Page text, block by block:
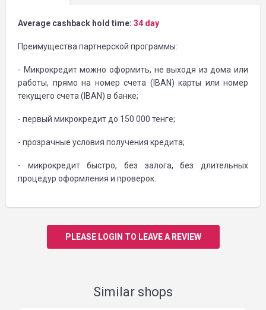
Average cashback hold time: 34 day
Преимущества партнерской программы:
- Микрокредит можно оформить, не выходя из дома или
работы, прямо на номер счета (IBAN) карты или номер
текущего счета (IBAN) в банке;
- первый микрокредит до 150 000 тенге;
- прозрачные условия получения кредита;
- микрокредит быстро, без залога, без длительных
процедур оформления и проверок.
PLEASE LOGIN TO LEAVE A REVIEW
Similar shops